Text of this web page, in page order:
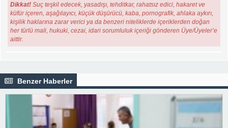
Dikkat! Suç teşkil edecek, yasadışı, tehditkar, rahatsız edici, hakaret ve
küfür içeren, aşağılayıcı, küçük düşürücü, kaba, pornografik, ahlaka aykırı,
kişilik haklarına zarar verici ya da benzeri niteliklerde içeriklerden doğan
her türlü mali, hukuki, cezai, idari sorumluluk içeriği gönderen Üye/Üyeler’e
aittir.
Benzer Haberler